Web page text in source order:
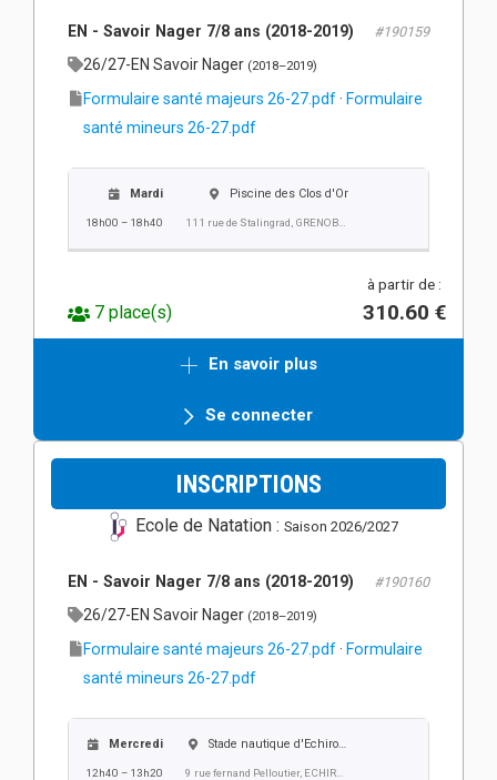
EN - Savoir Nager 7/8 ans (2018-2019) #190159
26/27-EN Savoir Nager (2018–2019)
Formulaire santé majeurs 26-27.pdf · Formulaire
santé mineurs 26-27.pdf
Mardi
18h00 – 18h40
Piscine des Clos d'Or
111 rue de Stalingrad, GRENOBLE
7 place(s)
à partir de :
310.60 €
En savoir plus
Se connecter
INSCRIPTIONS
Ecole de Natation : Saison 2026/2027
EN - Savoir Nager 7/8 ans (2018-2019) #190160
26/27-EN Savoir Nager (2018–2019)
Formulaire santé majeurs 26-27.pdf · Formulaire
santé mineurs 26-27.pdf
Mercredi
12h40 – 13h20
Stade nautique d'Echirolles
9 rue fernand Pelloutier, ECHIROLLES